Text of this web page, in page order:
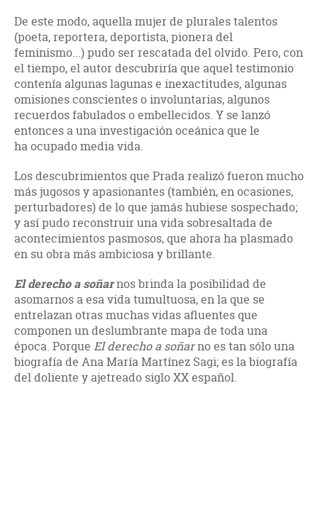
De este modo, aquella mujer de plurales talentos
(poeta, reportera, deportista, pionera del
feminismo...) pudo ser rescatada del olvido. Pero, con
el tiempo, el autor descubriría que aquel testimonio
contenía algunas lagunas e inexactitudes, algunas
omisiones conscientes o involuntarias, algunos
recuerdos fabulados o embellecidos. Y se lanzó
entonces a una investigación oceánica que le
ha ocupado media vida.
Los descubrimientos que Prada realizó fueron mucho
más jugosos y apasionantes (también, en ocasiones,
perturbadores) de lo que jamás hubiese sospechado;
y así pudo reconstruir una vida sobresaltada de
acontecimientos pasmosos, que ahora ha plasmado
en su obra más ambiciosa y brillante.
El derecho a soñarnos brinda la posibilidad de
asomarnos a esa vida tumultuosa, en la que se
entrelazan otras muchas vidas afluentes que
componen un deslumbrante mapa de toda una
época. Porque El derecho a soñarno es tan sólo una
biografía de Ana María Martínez Sagi; es la biografía
del doliente y ajetreado siglo XX español.